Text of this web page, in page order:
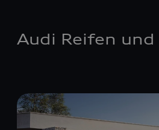
Audi Reifen und